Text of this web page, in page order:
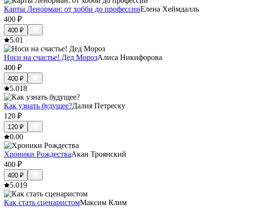
Карты Ленорман: от хобби до профессииЕлена Хеймдалль
400 ₽
400 ₽
5.01
Носи на счастье! Дед МорозАлиса Никифорова
400 ₽
400 ₽
5.018
Как узнать будущее?Далия Петреску
120 ₽
120 ₽
0.00
Хроники РождестваАкан Троянский
400 ₽
400 ₽
5.019
Как стать сценаристомМаксим Клим